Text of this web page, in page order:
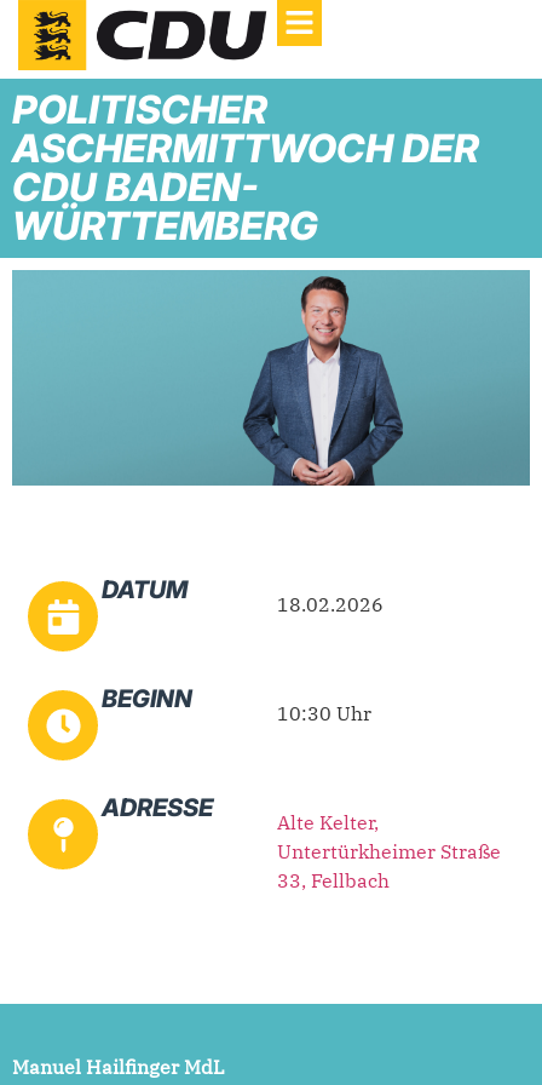
POLITISCHER
ASCHERMITTWOCH DER
CDU BADEN-
WÜRTTEMBERG
DATUM 18.02.2026
BEGINN 10:30 Uhr
ADRESSE
Alte Kelter,
Untertürkheimer Straße
33, Fellbach
Manuel Hailfinger MdL